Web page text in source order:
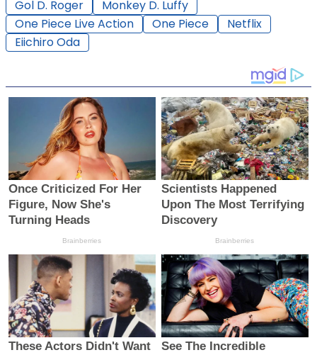
Gol D. Roger
Monkey D. Luffy
One Piece Live Action
One Piece
Netflix
Eiichiro Oda